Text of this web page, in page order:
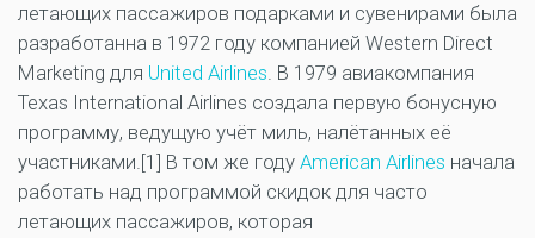
летающих пассажиров подарками и сувенирами была
разработанна в 1972 году компанией Western Direct
Marketing для United Airlines. В 1979 авиакомпания
Texas International Airlines создала первую бонусную
программу, ведущую учёт миль, налётанных её
участниками.[1] В том же году American Airlines начала
работать над программой скидок для часто
летающих пассажиров, которая